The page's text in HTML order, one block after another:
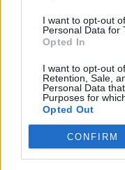
I want to opt-out
Personal Data for
Opted In
I want to opt-out
Retention, Sale,
Personal Data
Purposes for
Opted Out
CONFIRM
Το πρόγραμμα
ξεκίνησε το 2021
(masterclasses)
ανταλλαγή
και το ολλανδικό
Εισηγητές